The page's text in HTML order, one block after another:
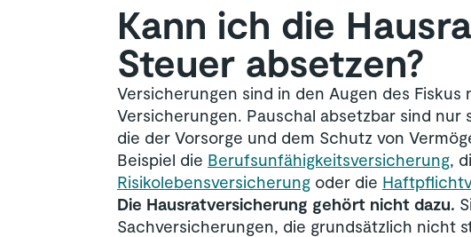
Kann ich die
Steuer absetzen?
Versicherungen sind in den Augen des Fiskus
Versicherungen. Pauschal absetzbar sind nur
die der Vorsorge und dem Schutz von
Beispiel die Berufsunfähigkeitsversicherung,
Risikolebensversicherung oder die
Die Hausratversicherung gehört nicht dazu.
Sachversicherungen, die grundsätzlich nicht